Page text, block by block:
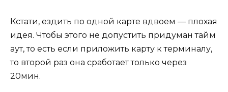
Кстати, ездить по одной карте вдвоем — плохая
идея. Чтобы этого не допустить придуман тайм
аут, то есть если приложить карту к терминалу,
то второй раз она сработает только через
20мин.